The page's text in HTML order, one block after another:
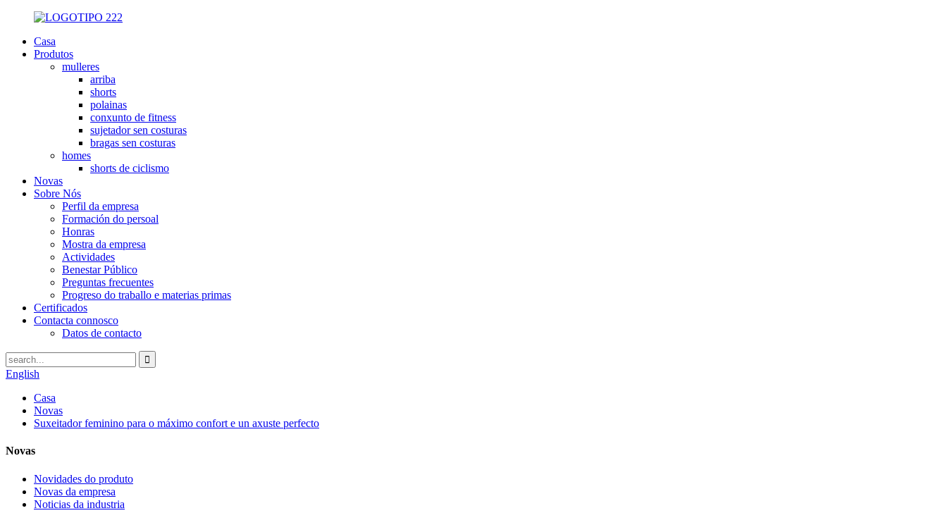
Casa
Produtos
mulleres
arriba
shorts
polainas
conxunto de fitness
sujetador sen costuras
bragas sen costuras
homes
shorts de ciclismo
Novas
Sobre Nós
Perfil da empresa
Formación do persoal
Honras
Mostra da empresa
Actividades
Benestar Público
Preguntas frecuentes
Progreso do traballo e materias primas
Certificados
Contacta connosco
Datos de contacto
English
Casa
Novas
Suxeitador feminino para o máximo confort e un axuste perfecto
Novas
Novidades do produto
Novas da empresa
Noticias da industria